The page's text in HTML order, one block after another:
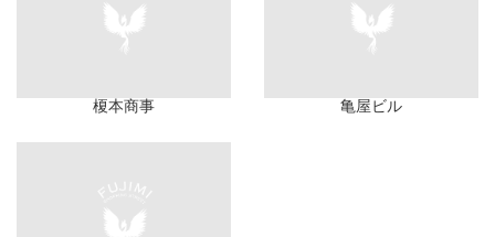
榎本商事 亀屋ビル